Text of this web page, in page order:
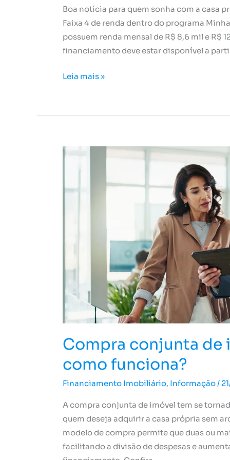
Boa notícia para quem sonha com a casa
Faixa 4 de renda dentro do programa
possuem renda mensal de R$ 8,6 mil e R$
financiamento deve estar disponível a
Leia mais »
Compra conjunta de
como funciona?
Financiamento Imobiliário, Informação/
A compra conjunta de imóvel tem se
quem deseja adquirir a casa própria sem
modelo de compra permite que duas ou
facilitando a divisão de despesas e
imóvel: